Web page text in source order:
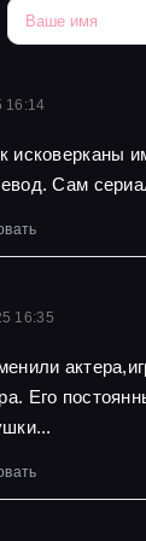
16:14
исковерканы
Сам
16:35
Его